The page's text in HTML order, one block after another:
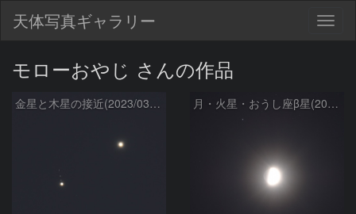
天体写真ギャラリー
モローおやじ さんの作品
金星と木星の接近(2023/03/02) 月・火星・おうし座β星(2023/02/28)